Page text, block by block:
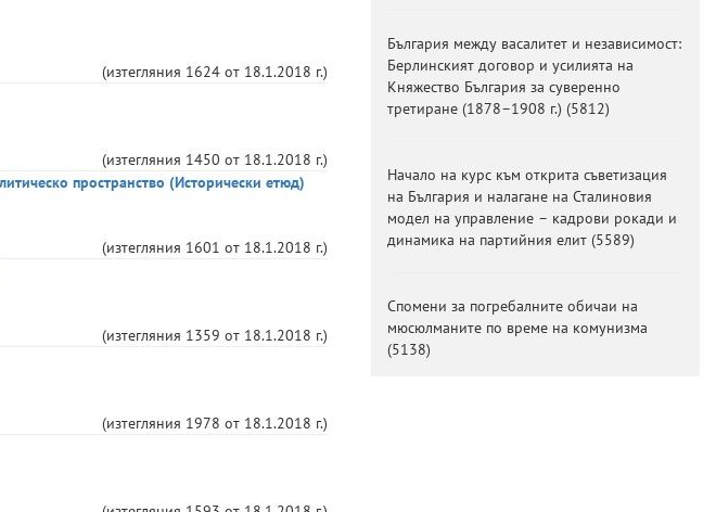
(изтегляния 1624от 18.1.2018 г.)
(изтегляния 1450 от 18.1.2018 г.)
пространство (Исторически етюд)
(изтегляния 1601 от 18.1.2018 г.)
(изтегляния 1359 от 18.1.2018 г.)
(изтегляния 1978 от 18.1.2018 г.)
България между васалитет и независимост:
Берлинският договор и усилията на
Княжество България за суверенно
третиране (1878–1908 г.) (5812)
Начало на курс към открита съветизация
на България и налагане на Сталиновия
модел на управление – кадрови рокади и
динамика на партийния елит(5589)
Спомени за погребалните обичаи на
мюсюлманите по време на комунизма
(5138)